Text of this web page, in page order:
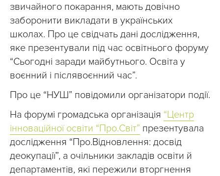
звичайного покарання, мають довічно
заборонити викладати в українських
школах. Про це свідчать дані дослідження,
яке презентували під час освітнього форуму
“Сьогодні заради майбутнього. Освіта у
воєнний і післявоєнний час”.
Про це “НУШ” повідомили організатори події.
На форумі громадська організація “Центр
інноваційної освіти “Про.Світ” презентувала
дослідження “Про.Відновлення: досвід
деокупації”, а очільники закладів освіти й
департаментів, які пережили вторгнення